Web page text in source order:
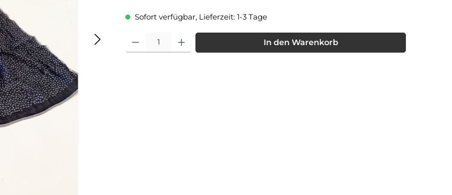
Sofort verfügbar, Lieferzeit: 1-3 Tage
Produkt Anzahl: Gib den gewünschten Wert ein oder benutze die Schaltflächen um die
In den Warenkorb